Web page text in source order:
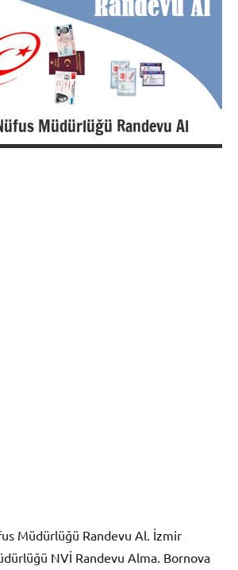
Müdürlüğü Randevu Al
Müdürlüğü Randevu Al. İzmir
NVİ Randevu Alma. Bornova